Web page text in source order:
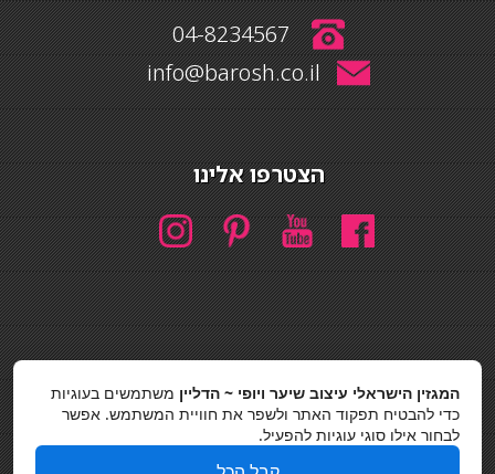
04-8234567
info@barosh.co.il
הצטרפו אלינו
חיפוש
חיפוש
כסאות בר
המגזין הישראלי עיצוב שיער ויופי ~ הדליין משתמשים בעוגיות
כדי להבטיח תפקוד האתר ולשפר את חוויית המשתמש. אפשר
לבחור אילו סוגי עוגיות להפעיל.